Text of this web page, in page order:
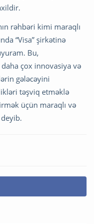
rəhbəri kimi maraqlı
“Visa” şirkətinə
Bu,
çox innovasiya və
gələcəyini
təşviq etməklə
üçün maraqlı və